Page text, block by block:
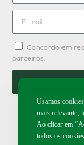
Concordo em
parceiros.
Usamos
mais relevante,
Ao clicar em
todos os